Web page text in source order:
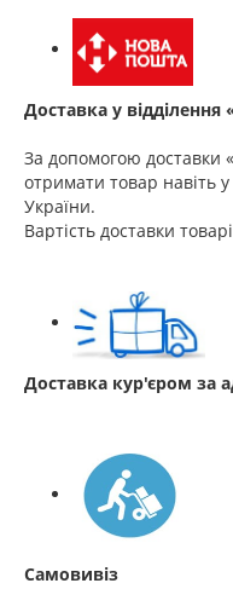
Доставка у
За допомогою доставки
отримати товар навіть
України.
Вартість доставки
Доставка кур'єром за
Самовивіз